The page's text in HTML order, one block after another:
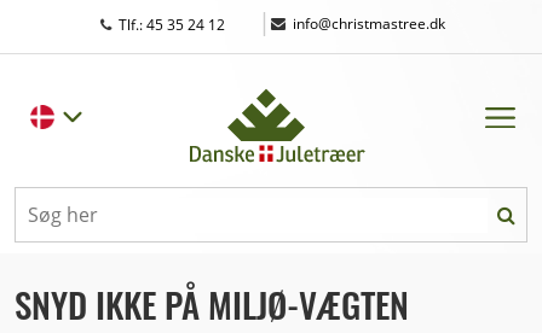
Tlf.: 45 35 24 12 | info@christmastree.dk
SNYD IKKE PÅ MILJØ-VÆGTEN